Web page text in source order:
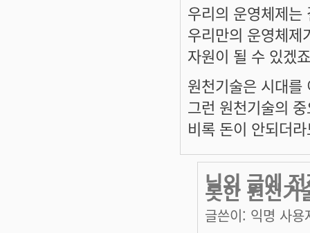
우리의 운영체제는
우리만의 운영체
자원이 될 수 있겠
원천기술은 시대를
그런 원천기술의
비록 돈이 안되더
님의 글에
롯한 원천기
글쓴이: 익명 사용